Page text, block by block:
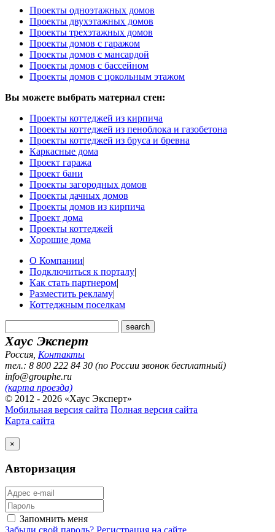
Проекты одноэтажных домов
Проекты двухэтажных домов
Проекты трехэтажных домов
Проекты домов с гаражом
Проекты домов с мансардой
Проекты домов с бассейном
Проекты домов с цокольным этажом
Вы можете выбрать материал стен:
Проекты коттеджей из кирпича
Проекты коттеджей из пеноблока и газобетона
Проекты коттеджей из бруса и бревна
Каркасные дома
Проект гаража
Проект бани
Проекты загородных домов
Проекты дачных домов
Проекты домов из кирпича
Проект дома
Проекты коттеджей
Хорошие дома
О Компании|
Подключиться к порталу|
Как стать партнером|
Разместить рекламу|
Коттеджным поселкам
Хаус Эксперт
Россия Контакты
тел.: 8 800 222 84 30 (по России звонок бесплатный)
info@grouphe.ru
(карта проезда)
© 2012 - 2026 «Хаус Эксперт»
Мобильная версия сайта Полная версия сайта
Карта сайта
×
Авторизация
Запомнить меня